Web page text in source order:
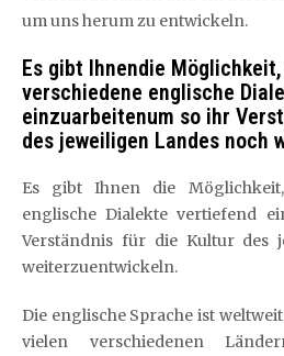
um uns herum zu entwickeln.
Es gibt Ihnendie
verschiedene englische
einzuarbeitenum so ihr
des jeweiligen Landes noch
Es gibt Ihnen die
englische Dialekte vertiefend
Verständnis für die Kultur des
weiterzuentwickeln.
Die englische Sprache ist
vielen verschiedenen